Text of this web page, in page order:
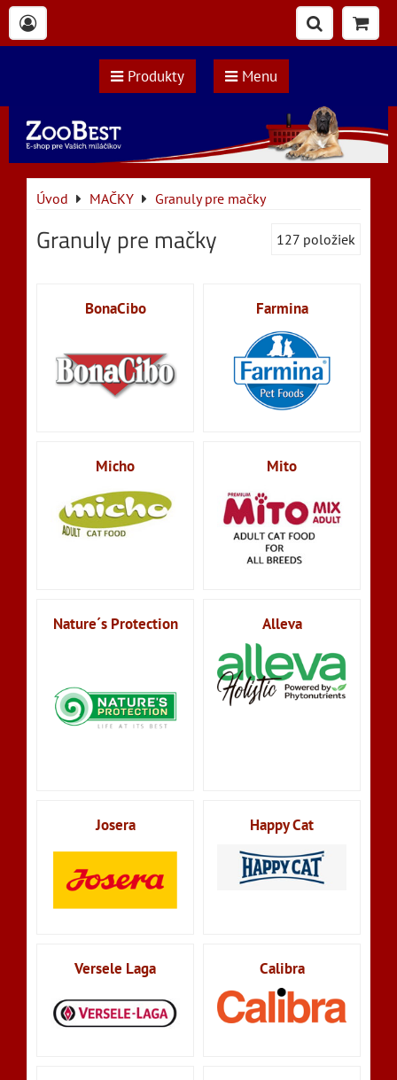
Produkty Menu
Úvod MAČKY Granuly pre mačky
Granuly pre mačky 127 položiek
BonaCibo Farmina
Micho Mito
Nature´s Protection Alleva
Josera Happy Cat
Versele Laga Calibra